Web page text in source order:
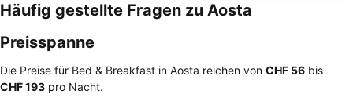
Häufig gestellte Fragen zu Aosta
Preisspanne
Die Preise für Bed & Breakfast in Aosta reichen von ‎CHF 56 bis
‎CHF 193 pro Nacht.